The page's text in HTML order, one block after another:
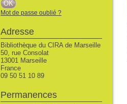
Mot de passe oublié ?
Adresse
Bibliothèque du CIRA de Marseille
50, rue Consolat
13001 Marseille
France
09 50 51 10 89
Permanences